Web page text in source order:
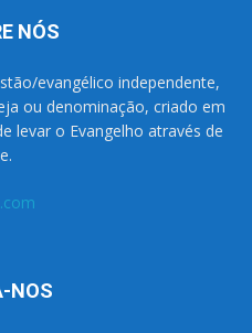
NÓS
evangélico independente,
ou denominação, criado em
levar o Evangelho através de
NOS